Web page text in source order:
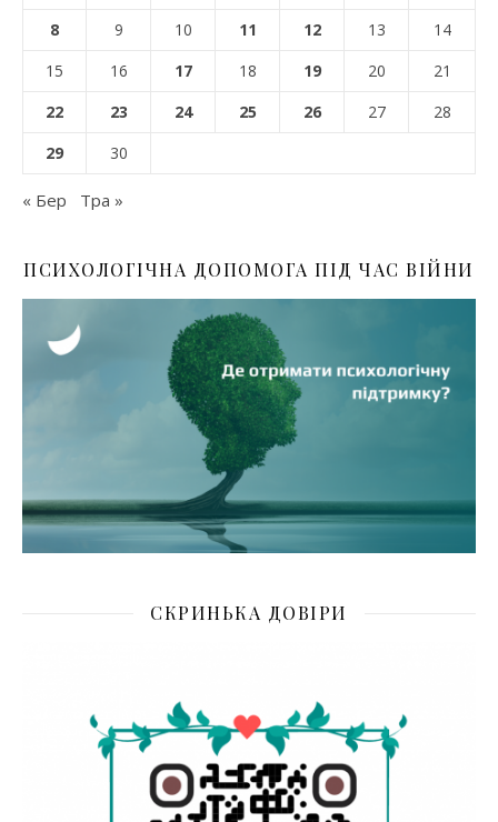
8
9 10 11 12 13
14
15
16 17 18 19 20
21
22
23 24 25 26 27
28
29
30
« Бер Тра »
ПСИХОЛОГІЧНА ДОПОМОГА ПІД ЧАС ВІЙНИ
СКРИНЬКА ДОВІРИ